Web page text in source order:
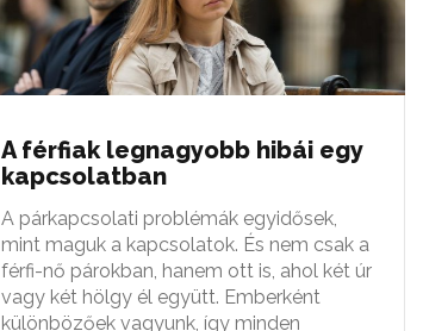
A férfiak legnagyobb hibái egy
kapcsolatban
A párkapcsolati problémák egyidősek,
mint maguk a kapcsolatok. És nem csak a
férfi-nő párokban, hanem ott is, ahol két úr
vagy két hölgy él együtt. Emberként
különbözőek vagyunk, így minden